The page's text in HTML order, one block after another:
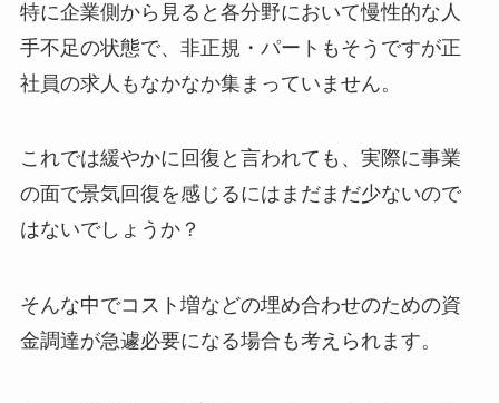
特に企業側から見ると各分野において慢性的な人
手不足の状態で、非正規・パートもそうですが正
社員の求人もなかなか集まっていません。
これでは緩やかに回復と言われても、実際に事業
の面で景気回復を感じるにはまだまだ少ないので
はないでしょうか？
そんな中でコスト増などの埋め合わせのための資
金調達が急遽必要になる場合も考えられます。